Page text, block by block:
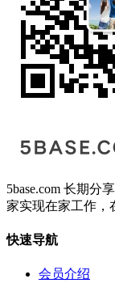
5base.com 长期分享
家实现在家工作，
快速导航
会员介绍